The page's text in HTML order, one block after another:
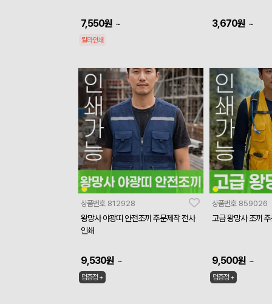
7,550원 ~
칼라인쇄
3,670원 ~
상품번호 812928
왕망사 야광띠 안전조끼 주문제작 전사
인쇄
9,530원 ~
덤증정 +
상품번호 859026
고급 왕망사 조끼
9,500원 ~
덤증정 +